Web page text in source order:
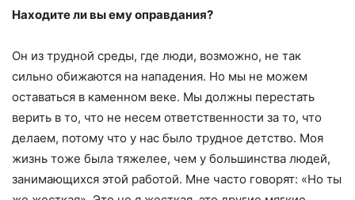
Находите ли вы ему оправдания?
Он из трудной среды, где люди, возможно, не так
сильно обижаются на нападения. Но мы не можем
оставаться в каменном веке. Мы должны перестать
верить в то, что не несем ответственности за то, что
делаем, потому что у нас было трудное детство. Моя
жизнь тоже была тяжелее, чем у большинства людей,
занимающихся этой работой. Мне часто говорят: «Но ты